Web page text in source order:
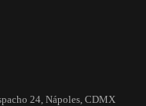
24, Nápoles, CDMX